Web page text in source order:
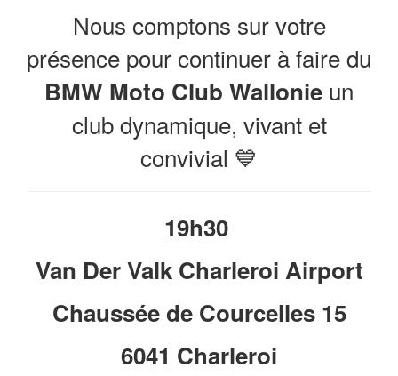
Nous comptons sur votre
présence pour continuer à faire du
BMW Moto Club Wallonie un
club dynamique, vivant et
convivial 💙
19h30
Van Der Valk Charleroi Airport
Chaussée de Courcelles 15
6041 Charleroi